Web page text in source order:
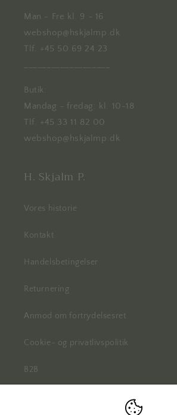
Man - Fre kl. 9 - 16
webshop@hskjalmp.dk
Tlf. +45 50 69 24 23
Butik:
Mandag - fredag: kl. 10-18
Tlf. +45 33 11 82 00
webshop@hskjalmp.dk
H. Skjalm P.
Vores historie
Kontakt
Handelsbetingelser
Returnering
Anmod om fortrydelsesret
Cookie- og privatlivspolitik
B2B